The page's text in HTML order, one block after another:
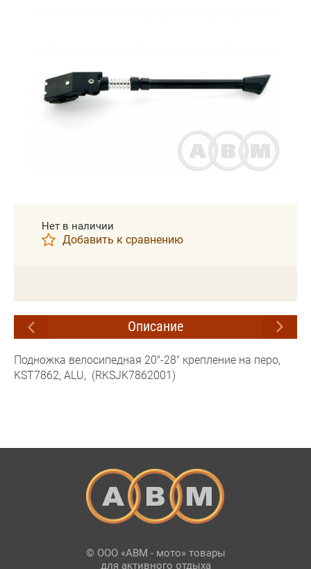
Нет в наличии
Добавить к сравнению
Описание
Подножка велосипедная 20"-28" крепление на перо,
KST7862, ALU, (RKSJK7862001)
© ООО «АВМ - мото» товары
для активного отдыха